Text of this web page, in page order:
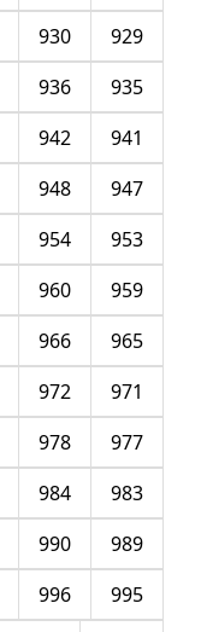
929
930
935
936
941
942
947
948
953
954
959
960
965
966
971
972
977
978
983
984
989
990
995
996